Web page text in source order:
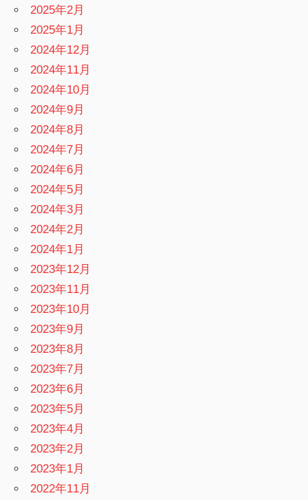
2025年2月
2025年1月
2024年12月
2024年11月
2024年10月
2024年9月
2024年8月
2024年7月
2024年6月
2024年5月
2024年3月
2024年2月
2024年1月
2023年12月
2023年11月
2023年10月
2023年9月
2023年8月
2023年7月
2023年6月
2023年5月
2023年4月
2023年2月
2023年1月
2022年11月